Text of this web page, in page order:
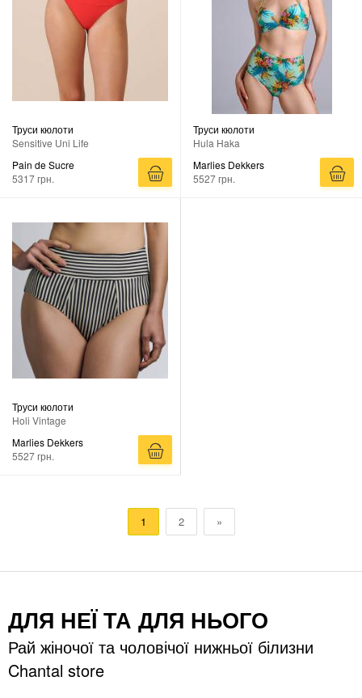
Труси кюлоти
Sensitive Uni Life
Pain de Sucre
5317 грн.
Труси кюлоти
Hula Haka
Marlies Dekkers
5527 грн.
Труси кюлоти
Holi Vintage
Marlies Dekkers
5527 грн.
1 2 »
ДЛЯ НЕЇ ТА ДЛЯ НЬОГО
Рай жіночої та чоловічої нижньої білизни
Chantal store